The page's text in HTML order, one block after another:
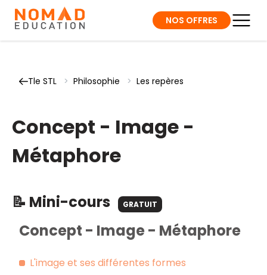
NOS OFFRES
Tle STL > Philosophie > Les repères
Concept - Image -
Métaphore
📝 Mini-cours GRATUIT
Concept - Image - Métaphore
L'image et ses différentes formes